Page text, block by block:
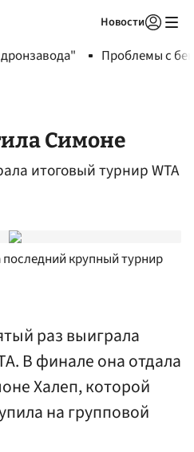
Новости
Проблемы с
Симоне
итоговый турнир WTA
крупный турнир
раз выиграла
В финале она отдала
Халеп, которой
на групповой